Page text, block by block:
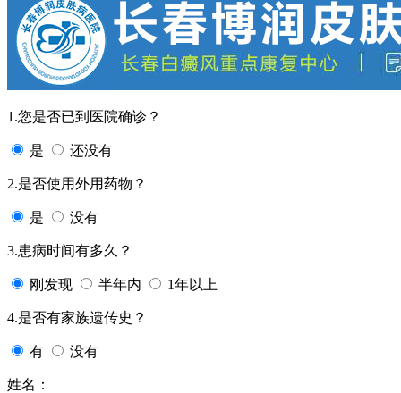
1.您是否已到医院确诊？
是 还没有
2.是否使用外用药物？
是 没有
3.患病时间有多久？
刚发现 半年内 1年以上
4.是否有家族遗传史？
有 没有
姓名：